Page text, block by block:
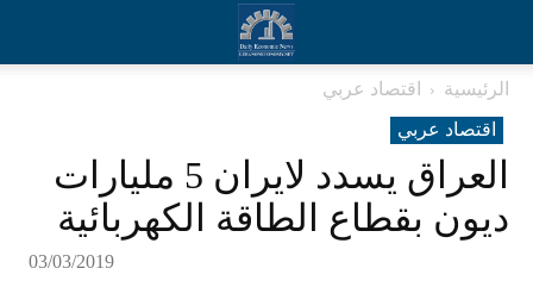
الرئيسية
اقتصاد عربي
اقتصاد عربي
العراق يسدد لايران 5 مليارات
ديون بقطاع الطاقة الكهربائية
03/03/2019